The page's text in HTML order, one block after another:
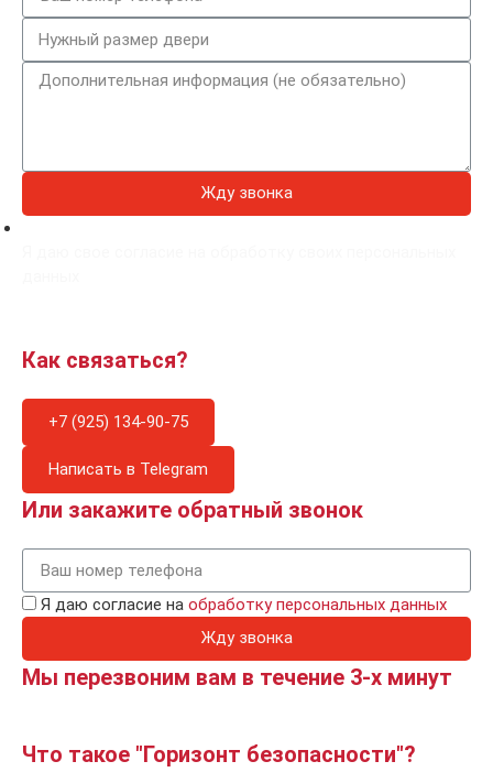
Жду звонка
Как связаться?
+7 (925) 134-90-75
Написать в Telegram
Или закажите обратный звонок
Я даю согласие на обработку персональных данных
Жду звонка
Мы перезвоним вам в течение 3-х минут
Что такое "Горизонт безопасности"?